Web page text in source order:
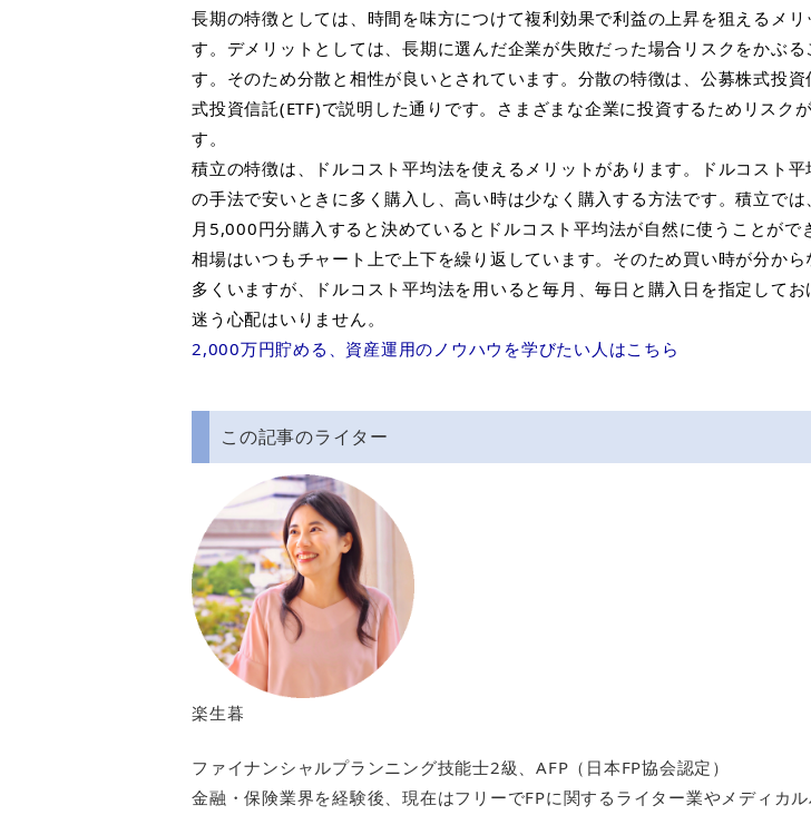
長期の特徴としては、時間を味方につけて複利効果で利益の上昇を狙えるメリ
す。デメリットとしては、長期に選んだ企業が失敗だった場合リスクをかぶる
す。そのため分散と相性が良いとされています。 分散の特徴は、公募株式投
式投資信託(ETF)で説明した通りです。さまざまな企業に投資するためリスク
す。
積立の特徴は、ドルコスト平均法を使えるメリットがあります。ドルコスト平
の手法で安いときに多く購入し、高い時は少なく購入する方法です。積立では
月 5,000円分購入すると決めているとドルコスト平均法が自然に使うことがで
相場はいつもチャート上で上下を繰り返しています。そのため買い時が分から
多くいますが、ドルコスト平均法を用いると毎月、毎日と購入日を指定してお
迷う心配はいりません。
2,000万円貯める、資産運用のノウハウを学びたい人はこちら
この記事のライター
楽生暮
ファイナンシャルプランニング技能士2級、AFP（日本FP協会認定）
金融・保険業界を経験後、現在はフリーでFPに関するライター業やメディカ